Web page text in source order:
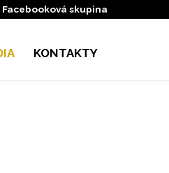
Facebooková skupina
KONTAKTY